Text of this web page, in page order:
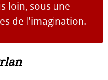
loin, sous une
de l'imagination.